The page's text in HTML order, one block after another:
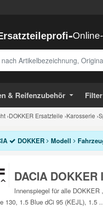
-
& Reifenzubehör Filter
›DOKKER Ersatzteile ›Karosserie ›
DOKKER Modell
DACIA
Innenspiegel für alle
130, 1.5 Blue dCi 95 (KEJL), 1.5